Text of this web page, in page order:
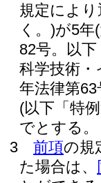
規定によ
く。)が5年
82号。以
科学技術
年法律第63
(以下「特
でとする。
3
前項の規
た場合は、